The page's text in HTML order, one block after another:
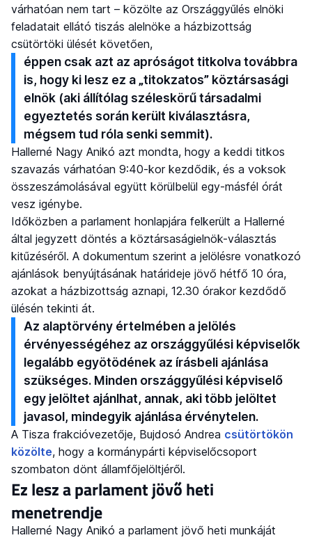
várhatóan nem tart – közölte az Országgyűlés elnöki
feladatait ellátó tiszás alelnöke a házbizottság
csütörtöki ülését követően,
éppen csak azt az apróságot titkolva továbbra
is, hogy ki lesz ez a „titokzatos” köztársasági
elnök (aki állítólag széleskörű társadalmi
egyeztetés során került kiválasztásra,
mégsem tud róla senki semmit).
Hallerné Nagy Anikó azt mondta, hogy a keddi titkos
szavazás várhatóan 9:40-kor kezdődik, és a voksok
összeszámolásával együtt körülbelül egy-másfél órát
vesz igénybe.
Időközben a parlament honlapjára felkerült a Hallerné
által jegyzett döntés a köztársaságielnök-választás
kitűzéséről. A dokumentum szerint a jelölésre vonatkozó
ajánlások benyújtásának határideje jövő hétfő 10 óra,
azokat a házbizottság aznapi, 12.30 órakor kezdődő
ülésén tekinti át.
Az alaptörvény értelmében a jelölés
érvényességéhez az országgyűlési képviselők
legalább egyötödének az írásbeli ajánlása
szükséges. Minden országgyűlési képviselő
egy jelöltet ajánlhat, annak, aki több jelöltet
javasol, mindegyik ajánlása érvénytelen.
A Tisza frakcióvezetője, Bujdosó Andrea csütörtökön
közölte, hogy a kormánypárti képviselőcsoport
szombaton dönt államfőjelöltjéről.
Ez lesz a parlament jövő heti
menetrendje
Hallerné Nagy Anikó a parlament jövő heti munkáját